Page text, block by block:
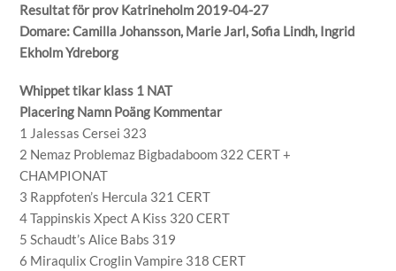
Resultat för prov Katrineholm 2019-04-27
Domare: Camilla Johansson, Marie Jarl, Sofia Lindh, Ingrid
Ekholm Ydreborg
Whippet tikar klass 1 NAT
Placering Namn Poäng Kommentar
1 Jalessas Cersei 323
2 Nemaz Problemaz Bigbadaboom 322 CERT +
CHAMPIONAT
3 Rappfoten’s Hercula 321 CERT
4 Tappinskis Xpect A Kiss 320 CERT
5 Schaudt’s Alice Babs 319
6 Miraqulix Croglin Vampire 318 CERT